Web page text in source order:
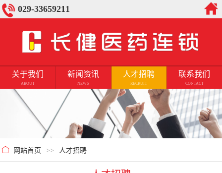
029-33659211
关于我们
ABOUT
新闻资讯
NEWS
人才招聘
RECRUIT
联系我们
CONTACT
网站首页 >> 人才招聘